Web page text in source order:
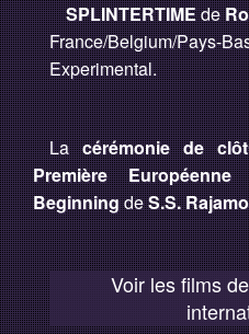
SPLINTERTIMEde
France/Belgium/Pays-
Experimental.
Lacérémonie de
Première Européenne
BeginningdeS.S.
Voir les films